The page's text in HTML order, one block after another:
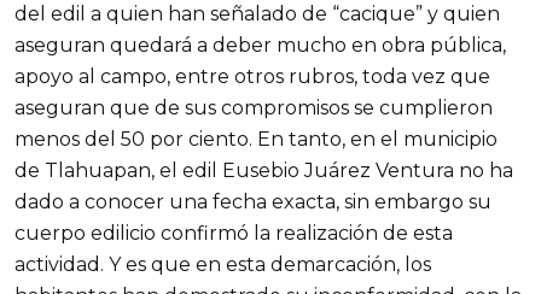
del edil a quien han señalado de “cacique” y quien
aseguran quedará a deber mucho en obra pública,
apoyo al campo, entre otros rubros, toda vez que
aseguran que de sus compromisos se cumplieron
menos del 50 por ciento. En tanto, en el municipio
de Tlahuapan, el edil Eusebio Juárez Ventura no ha
dado a conocer una fecha exacta, sin embargo su
cuerpo edilicio confirmó la realización de esta
actividad. Y es que en esta demarcación, los